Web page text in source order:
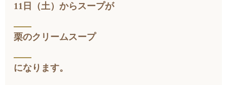
11日（土）からスープが
栗のクリームスープ
になります。